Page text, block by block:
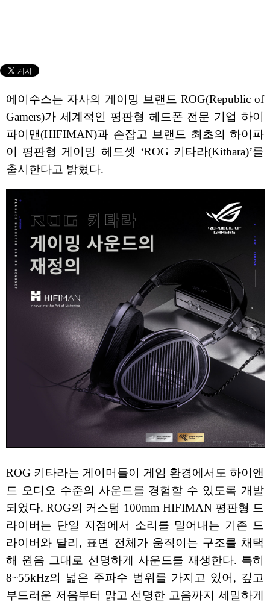
에이수스는 자사의 게이밍 브랜드 ROG(Republic of
Gamers)가 세계적인 평판형 헤드폰 전문 기업 하이
파이맨(HIFIMAN)과 손잡고 브랜드 최초의 하이파
이 평판형 게이밍 헤드셋 ‘ROG 키타라(Kithara)’를
출시한다고 밝혔다.
ROG 키타라는 게이머들이 게임 환경에서도 하이앤
드 오디오 수준의 사운드를 경험할 수 있도록 개발
되었다. ROG의 커스텀 100mm HIFIMAN 평판형 드
라이버는 단일 지점에서 소리를 밀어내는 기존 드
라이버와 달리, 표면 전체가 움직이는 구조를 채택
해 원음 그대로 선명하게 사운드를 재생한다. 특히
8~55kHz의 넓은 주파수 범위를 가지고 있어, 깊고
부드러운 저음부터 맑고 선명한 고음까지 세밀하게